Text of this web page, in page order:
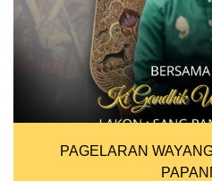
PAGELARAN